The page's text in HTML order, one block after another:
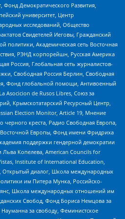
Фонд Демократического Развития,
университет, Центр
исследований, Общество
Свидетелей Иеговы, Гражданский
политики, Академическая сеть Восточная
РЭНД корпорейшн, Русская Америка
Россия, Глобальная сеть журналистов-
Свободная Россия Берлин, Свободная
Фонд глобальной помощи, Антивоенный
Asocicion de Rusos Libres, Союз за
Крымскотатарский Ресурсный Центр,
Election Monitor, Article 19, Мнение
черного креста, Радио Свободная Европа,
Европы, Фонд имени Фридриха
поддержки гендерной демократии
Копелева, American Councils for
Institute of International Education,
Открытый диалог, Школа международных
им Питера Мунка, Российско-
Школа международных отношений им
Свобод, Фонд Бориса Немцова за
за свободу, Феминистское